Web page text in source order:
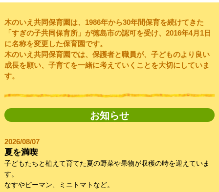
木のいえ共同保育園は、1986年から30年間保育を続けてきた
「すぎの子共同保育所」が徳島市の認可を受け、2016年4月1日
に名称を変更した保育園です。
木のいえ共同保育園では、保護者と職員が、子どものより良い
成長を願い、子育てを一緒に考えていくことを大切にしていま
す。
お知らせ
2026/08/07
夏を満喫
子どもたちと植えて育てた夏の野菜や果物が収穫の時を迎えていま
す。
なすやピーマン、ミニトマトなど。